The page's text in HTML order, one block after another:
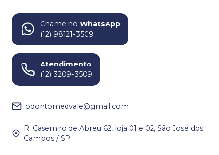
Chame no WhatsApp
(12) 98121-3509
Atendimento
(12) 3209-3509
odontomedvale@gmail.com
R. Casemiro de Abreu 62, loja 01 e 02, São José dos
Campos / SP